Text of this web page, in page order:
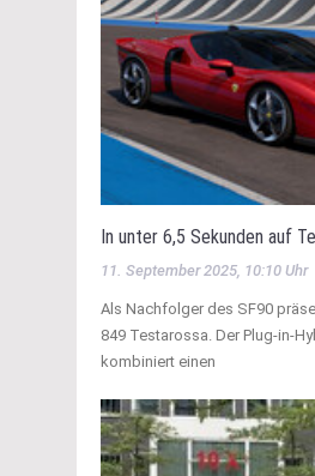
In unter 6,5 Sekunden auf
11. September 2025, 10:10 Uhr
Als Nachfolger des SF90
849 Testarossa. Der Plug-in-
kombiniert einen